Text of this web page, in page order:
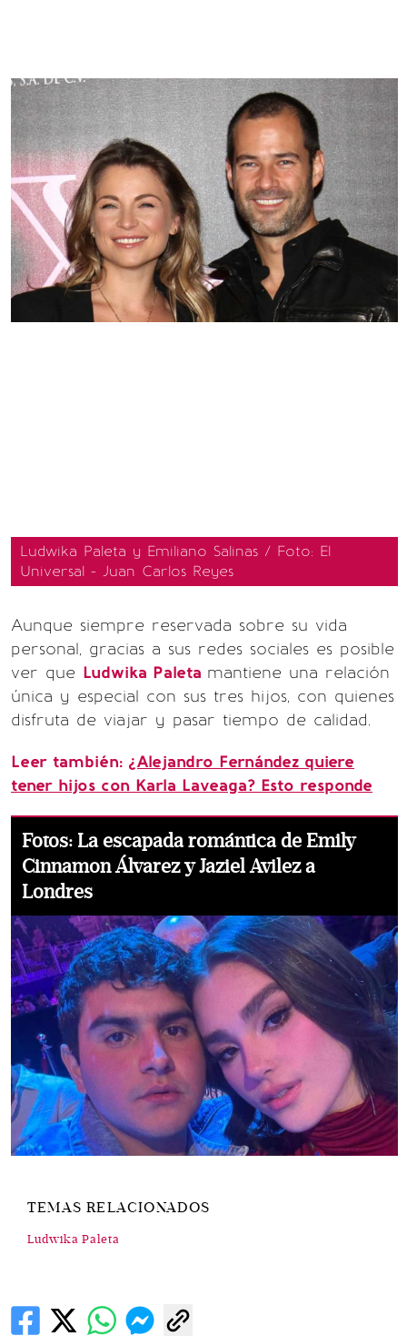
Ludwika Paleta y Emiliano Salinas / Foto: El
Universal - Juan Carlos Reyes
Aunque siempre reservada sobre su vida
personal, gracias a sus redes sociales es posible
ver que Ludwika Paleta mantiene una relación
única y especial con sus tres hijos, con quienes
disfruta de viajar y pasar tiempo de calidad.
Leer también: ¿Alejandro Fernández quiere
tener hijos con Karla Laveaga? Esto responde
Fotos: La escapada romántica de Emily
Cinnamon Álvarez y Jaziel Avilez a
Londres
TEMAS RELACIONADOS
Ludwika Paleta